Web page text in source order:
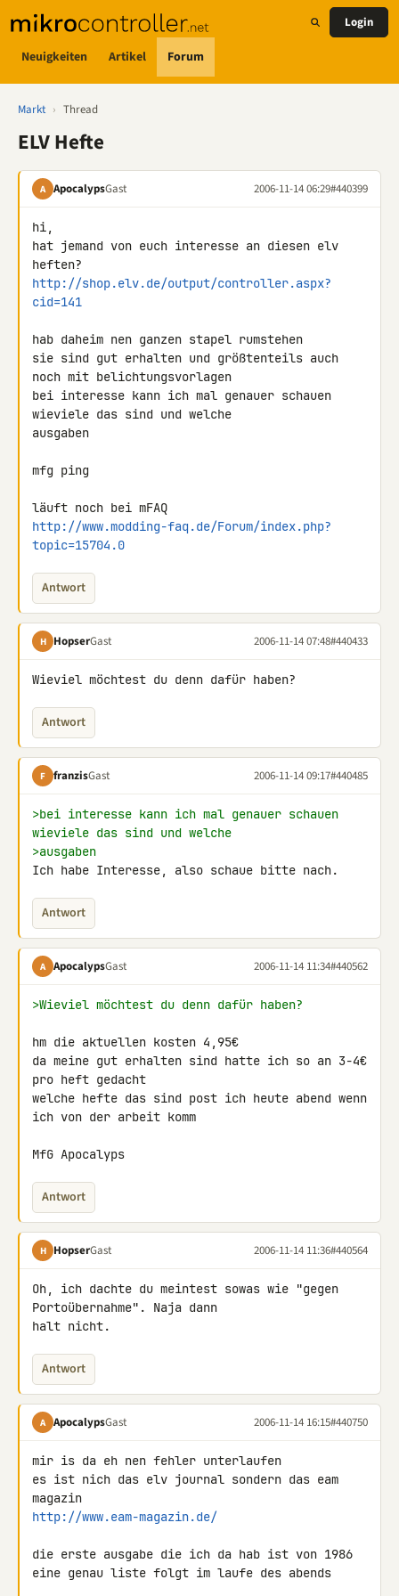
Neuigkeiten Artikel Forum
Login
Markt › Thread
ELV Hefte
A ApocalypsGast 2006-11-14 06:29#440399
hi,
hat jemand von euch interesse an diesen elv
http://shop.elv.de/output/controller.aspx?
cid=141
hab daheim nen ganzen stapel rumstehen
sie sind gut erhalten und größtenteils auch
noch mit belichtungsvorlagen
bei interesse kann ich mal genauer schauen
wieviele das sind und welche
ausgaben
mfg ping
http://www.modding-faq.de/Forum/index.php?
topic=15704.0
Antwort
H HopserGast 2006-11-14 07:48#440433
Wieviel möchtest du denn dafür haben?
Antwort
F franzisGast 2006-11-14 09:17#440485
>bei interesse kann ich mal genauer schauen
wieviele das sind und welche
>ausgaben
Ich habe Interesse, also schaue bitte nach.
Antwort
A ApocalypsGast 2006-11-14 11:34#440562
>Wieviel möchtest du denn dafür haben?
hm die aktuellen kosten 4,95€
da meine gut erhalten sind hatte ich so an 3-4€
pro heft gedacht
welche hefte das sind post ich heute abend wenn
ich von der arbeit komm
MfG Apocalyps
Antwort
H HopserGast 2006-11-14 11:36#440564
Oh, ich dachte du meintest sowas wie "gegen
Portoübernahme". Naja dann
halt nicht.
Antwort
A ApocalypsGast 2006-11-14 16:15#440750
mir is da eh nen fehler unterlaufen
es ist nich das elv journal sondern das eam
http://www.eam-magazin.de/
die erste ausgabe die ich da hab ist von 1986
eine genau liste folgt im laufe des abends